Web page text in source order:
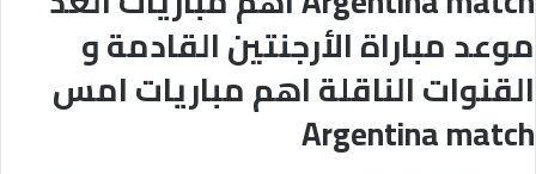
موعد مباراة الأرجنتين القادمة و
القنوات الناقلة اهم مباريات امس
Argentina match